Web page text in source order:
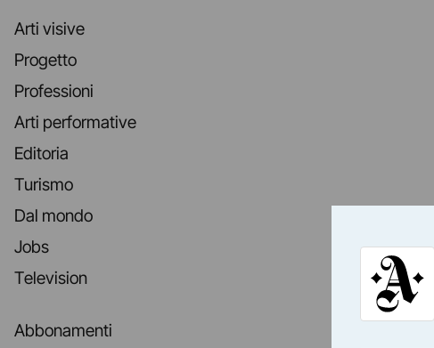
Arti visive
Progetto
Professioni
Arti performative
Editoria
Turismo
Dal mondo
Jobs
Television
Abbonamenti